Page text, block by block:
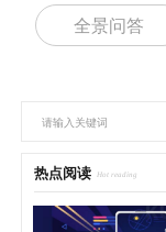
全景问答
热点阅读 Hot reading